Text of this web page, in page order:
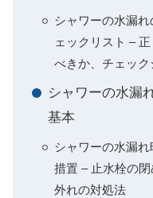
シャワーの水漏
ェックリスト –
べきか、チェック
シャワーの水漏
基本
シャワーの水漏
措置 – 止水栓の
外れの対処法